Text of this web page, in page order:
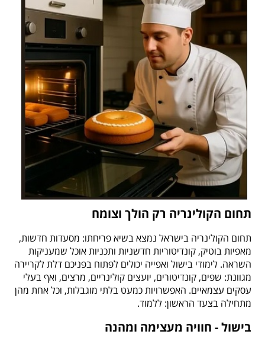
תחום הקולינריה רק הולך וצומח
תחום הקולינריה בישראל נמצא בשיא פריחתו: מסעדות חדשות,
מאפיות בוטיק, קונדיטוריות חדשניות ותכניות אוכל שמעניקות
השראה. לימודי בישול ואפייה יכולים לפתוח בפניכם דלת לקריירה
מגוונת: שפים, קונדיטורים, יועצים קולינריים, מרצים, ואף בעלי
עסקים עצמאיים. האפשרויות כמעט בלתי מוגבלות, וכל אחת מהן
מתחילה בצעד הראשון: ללמוד.
בישול - חוויה מעצימה ומהנה